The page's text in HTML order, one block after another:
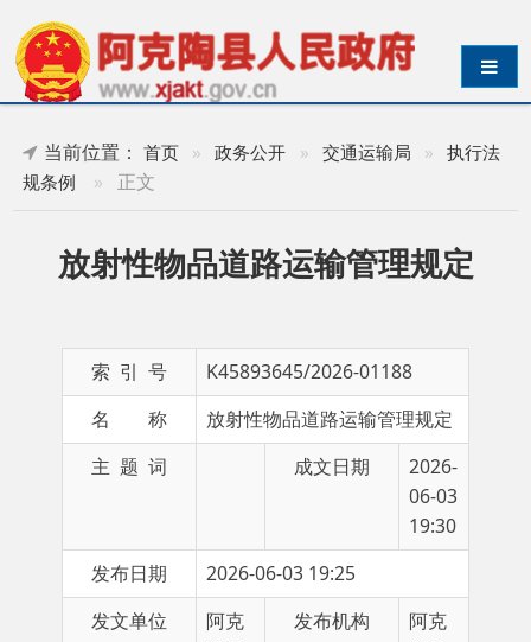
导航切换
规条例
» 正文
名 称
放射性物品道路运输管理规定
主 题 词
成文日期
2026-
06-03
19:30
发文单位
阿克
陶县
交通
运输
发布机构
阿克
交通
运输